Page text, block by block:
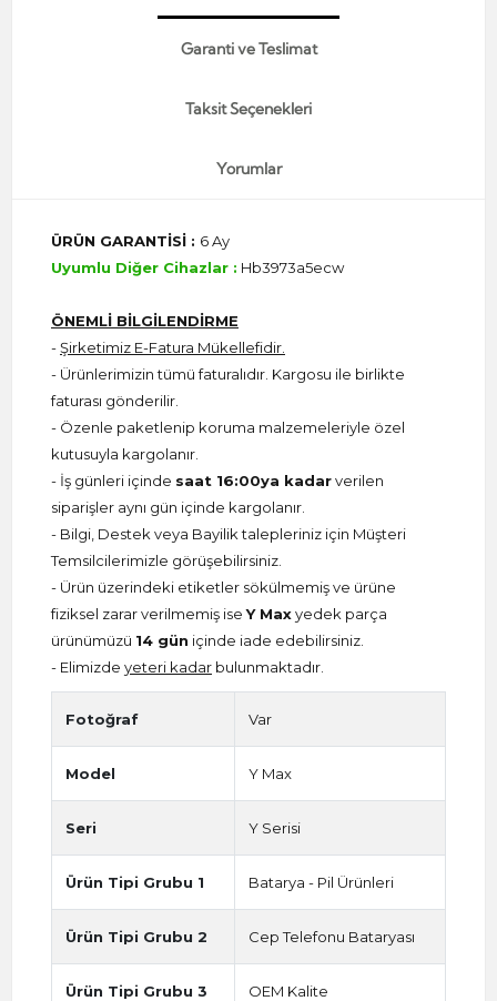
Garanti ve Teslimat
Taksit Seçenekleri
Yorumlar
ÜRÜN GARANTİSİ : 6 Ay
Uyumlu Diğer Cihazlar : Hb3973a5ecw
ÖNEMLİ BİLGİLENDİRME
-Şirketimiz E-Fatura Mükellefidir.
- Ürünlerimizin tümü faturalıdır. Kargosu ile birlikte
faturası gönderilir.
- Özenle paketlenip koruma malzemeleriyle özel
kutusuyla kargolanır.
- İş günleri içinde saat 16:00ya kadarverilen
siparişler aynı gün içinde kargolanır.
- Bilgi, Destek veya Bayilik talepleriniz için Müşteri
Temsilcilerimizle görüşebilirsiniz.
- Ürün üzerindeki etiketler sökülmemiş ve ürüne
fiziksel zarar verilmemiş iseY Maxyedek parça
ürünümüzü 14 gün içinde iade edebilirsiniz.
- Elimizde yeteri kadar bulunmaktadır.
Fotoğraf Var
Model Y Max
Seri Y Serisi
Ürün Tipi Grubu 1 Batarya - Pil Ürünleri
Ürün Tipi Grubu 2 Cep Telefonu Bataryası
Ürün Tipi Grubu 3 OEM Kalite